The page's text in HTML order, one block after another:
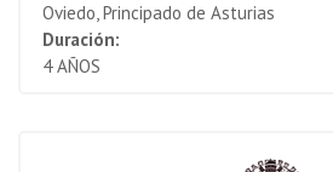
Oviedo, Principado de Asturias
Duración:
4 AÑOS